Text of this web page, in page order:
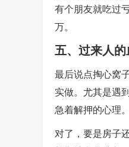
有个朋友就吃过
万。
五、过来人
最后说点掏心窝
实做。尤其是遇
急着解押的心理。
对了，要是房子